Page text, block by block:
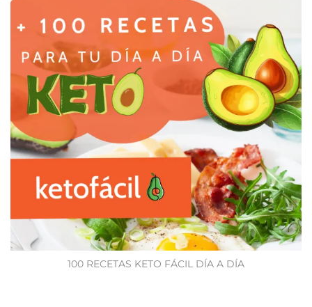
100 RECETAS KETO FÁCIL DÍA A DÍA